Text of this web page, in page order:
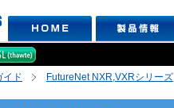
イド FutureNet NXR,VXRシリーズ